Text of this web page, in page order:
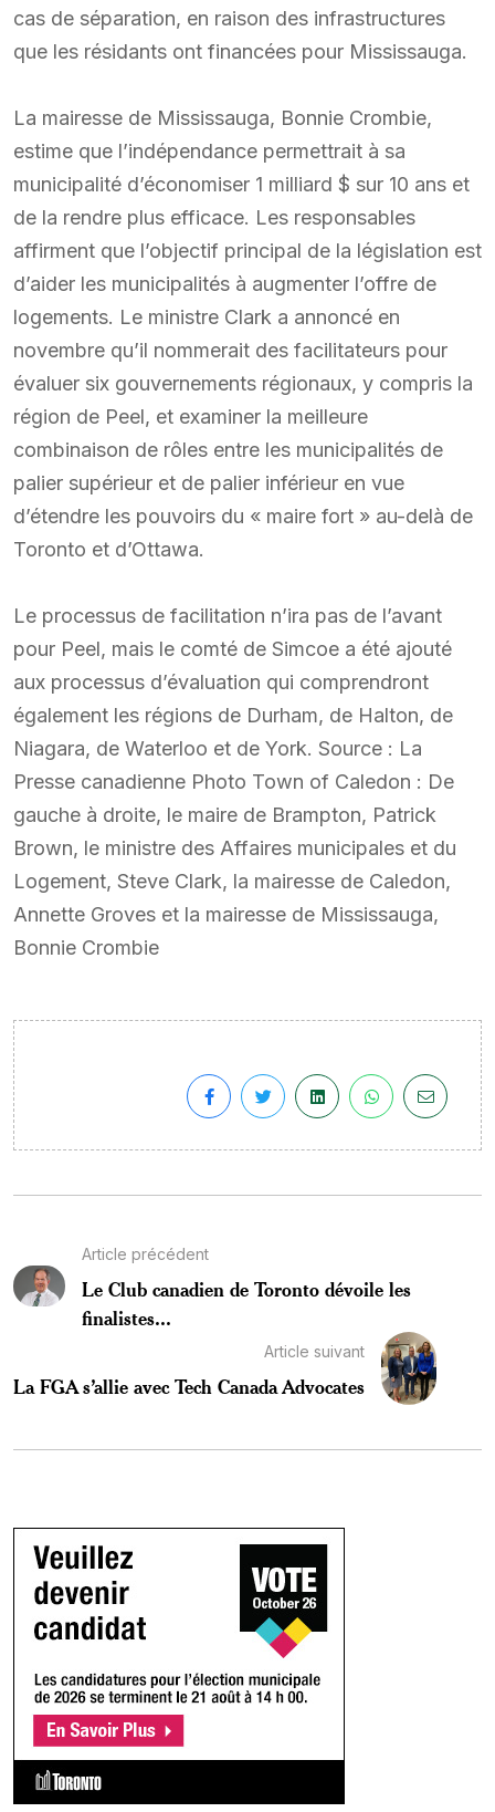
cas de séparation, en raison des infrastructures
que les résidants ont financées pour Mississauga.
La mairesse de Mississauga, Bonnie Crombie,
estime que l’indépendance permettrait à sa
municipalité d’économiser 1 milliard $ sur 10 ans et
de la rendre plus efficace. Les responsables
affirment que l’objectif principal de la législation est
d’aider les municipalités à augmenter l’offre de
logements. Le ministre Clark a annoncé en
novembre qu’il nommerait des facilitateurs pour
évaluer six gouvernements régionaux, y compris la
région de Peel, et examiner la meilleure
combinaison de rôles entre les municipalités de
palier supérieur et de palier inférieur en vue
d’étendre les pouvoirs du « maire fort » au-delà de
Toronto et d’Ottawa.
Le processus de facilitation n’ira pas de l’avant
pour Peel, mais le comté de Simcoe a été ajouté
aux processus d’évaluation qui comprendront
également les régions de Durham, de Halton, de
Niagara, de Waterloo et de York. Source : La
Presse canadienne Photo Town of Caledon : De
gauche à droite, le maire de Brampton, Patrick
Brown, le ministre des Affaires municipales et du
Logement, Steve Clark, la mairesse de Caledon,
Annette Groves et la mairesse de Mississauga,
Bonnie Crombie
Article précédent
Le Club canadien de Toronto dévoile les
finalistes...
Article suivant
La FGA s’allie avec Tech Canada Advocates